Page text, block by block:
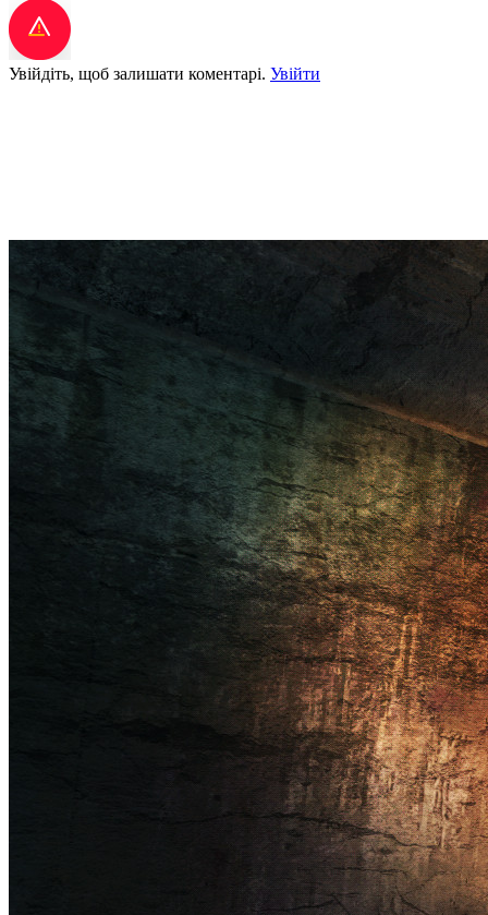
Увійдіть, щоб залишати коментарі. Увійти